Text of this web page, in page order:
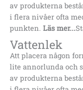
av produkterna
i flera nivåer ofta
punkten. Läs mer...
Vattenlek
Att placera någon
lite annorlunda och
av produkterna